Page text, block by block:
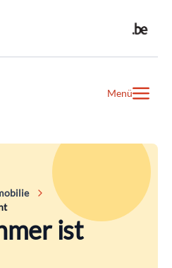
Menü
ist